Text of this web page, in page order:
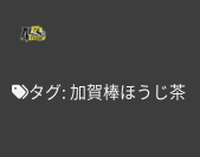
タグ: 加賀棒ほうじ茶